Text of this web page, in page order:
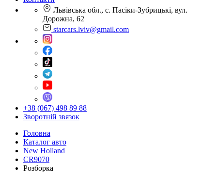
Львівська обл., с. Пасіки-Зубрицькі, вул.
Дорожна, 62
starcars.lviv@gmail.com
+38 (067) 498 89 88
Зворотній звязок
Головна
Каталог авто
New Holland
CR9070
Розборка